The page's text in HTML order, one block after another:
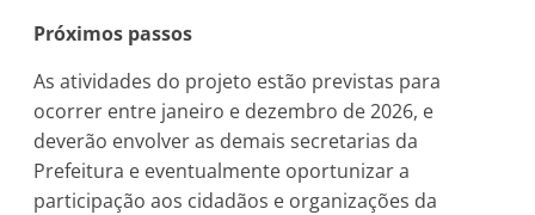
Próximos passos
As atividades do projeto estão previstas para
ocorrer entre janeiro e dezembro de 2026, e
deverão envolver as demais secretarias da
Prefeitura e eventualmente oportunizar a
participação aos cidadãos e organizações da